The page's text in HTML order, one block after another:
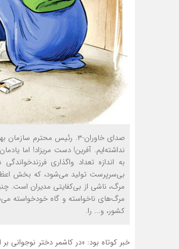
نداشته‌ایم. آفرین! دست مریزاد! اما
به اندازه تعداد واگذاری
بی‌سرپرست تولید می‌شود، که بخش
مرگ، ناشی از بی‌کفایتی مدیران است.
مرگ‌های ناخواسته و گاه خودخواسته‌
کشور، و... را.
خبر کوتاه بود: «در کاشمر دختر نوجوانی